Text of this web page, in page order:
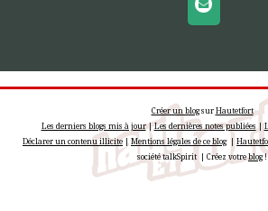
Créer un blogsurHautetfort
Les derniers blogs mis à jour|Les dernières notes publiées |
Déclarer un contenu illicite|Mentions légales de ce blog|
société talkSpirit | Créez votreblog!